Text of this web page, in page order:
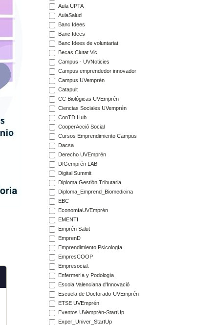
Aula UPTA
AulaSalud
Banc Idees
Banc Idees
Banc Idees de voluntariat
Becas Ciutat Vlc
Campus - UVNoticies
Campus emprendedor innovador
Campus UVemprén
Catapult
CC Biológicas UVEmprén
Ciencias Sociales UVemprén
ConTD Hub
CooperAcció Social
Cursos Emprendimiento Campus
Dacsa
Derecho UVEmprén
DIGemprén LAB
Digital Summit
Diploma Gestión Tributaria
Diploma_Emprend_Biomedicina
EBC
EconomíaUVEmprén
EMENTI
Emprén Salut
EmprenD
Emprendimiento Psicología
EmpresCOOP
Empresocial.
Enfermería y Podología
Escola Valenciana d'Innovació
Escuela de Doctorado-UVEmprén
ETSE UVEmprén
Eventos UVemprén-StartUp
Exper_Univer_StartUp